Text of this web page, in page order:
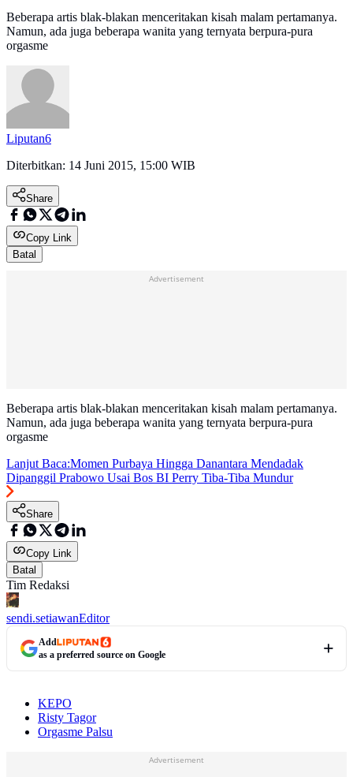
Beberapa artis blak-blakan menceritakan kisah malam pertamanya.
Namun, ada juga beberapa wanita yang ternyata berpura-pura
orgasme
Liputan6
Diterbitkan: 14 Juni 2015, 15:00 WIB
Share
Copy Link
Batal
Advertisement
Beberapa artis blak-blakan menceritakan kisah malam pertamanya.
Namun, ada juga beberapa wanita yang ternyata berpura-pura
orgasme
Lanjut Baca:Momen Purbaya Hingga Danantara Mendadak
Dipanggil Prabowo Usai Bos BI Perry Tiba-Tiba Mundur
Share
Copy Link
Batal
Tim Redaksi
sendi.setiawanEditor
Add
as a preferred source on Google
KEPO
Risty Tagor
Orgasme Palsu
Advertisement